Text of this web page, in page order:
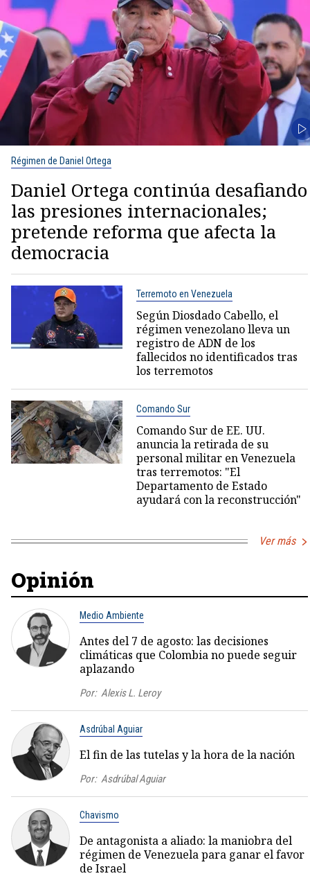
Régimen de Daniel Ortega
Daniel Ortega continúa desafiando
las presiones internacionales;
pretende reforma que afecta la
democracia
Terremoto en Venezuela
Según Diosdado Cabello, el
régimen venezolano lleva un
registro de ADN de los
fallecidos no identificados tras
los terremotos
Comando Sur
Comando Sur de EE. UU.
anuncia la retirada de su
personal militar en Venezuela
tras terremotos: "El
Departamento de Estado
ayudará con la reconstrucción"
Ver más
Opinión
Medio Ambiente
Antes del 7 de agosto: las decisiones
climáticas que Colombia no puede seguir
aplazando
Por: Alexis L. Leroy
Asdrúbal Aguiar
El fin de las tutelas y la hora de la nación
Por: Asdrúbal Aguiar
Chavismo
De antagonista a aliado: la maniobra del
régimen de Venezuela para ganar el favor
de Israel